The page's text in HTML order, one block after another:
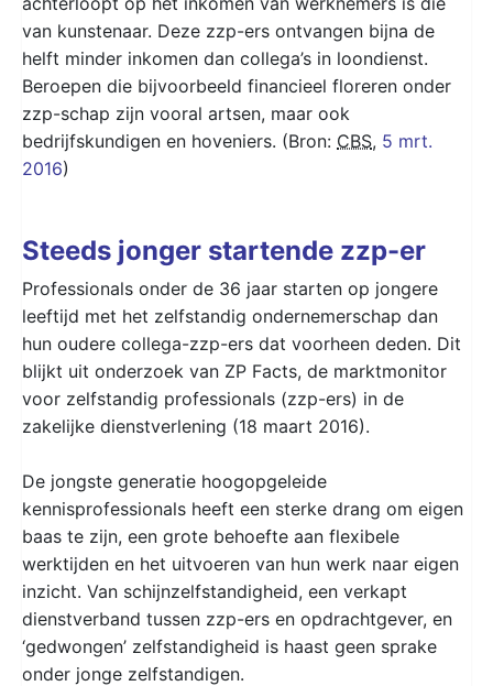
van kunstenaar. Deze zzp-ers ontvangen bijna de
helft minder inkomen dan collega’s in loondienst.
Beroepen die bijvoorbeeld financieel floreren onder
zzp-schap zijn vooral artsen, maar ook
bedrijfskundigen en hoveniers. (Bron: CBS, 5 mrt.
2016)
Steeds jonger startende zzp-er
Professionals onder de 36 jaar starten op jongere
leeftijd met het zelfstandig ondernemerschap dan
hun oudere collega-zzp-ers dat voorheen deden. Dit
blijkt uit onderzoek van ZP Facts, de marktmonitor
voor zelfstandig professionals (zzp-ers) in de
zakelijke dienstverlening (18 maart 2016).
De jongste generatie hoogopgeleide
kennisprofessionals heeft een sterke drang om eigen
baas te zijn, een grote behoefte aan flexibele
werktijden en het uitvoeren van hun werk naar eigen
inzicht. Van schijnzelfstandigheid, een verkapt
dienstverband tussen zzp-ers en opdrachtgever, en
‘gedwongen’ zelfstandigheid is haast geen sprake
onder jonge zelfstandigen.